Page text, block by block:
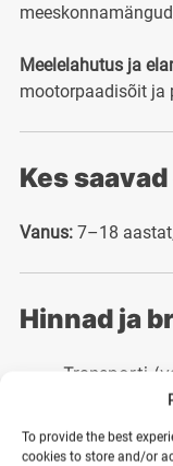
To provide the best
cookies to store and/or
Meelelahutus ja
mootorpaadisõit ja
Kes
Vanus:7–18
Hinnad ja
Transporti
vastavalt
Ööbimist
korrusel